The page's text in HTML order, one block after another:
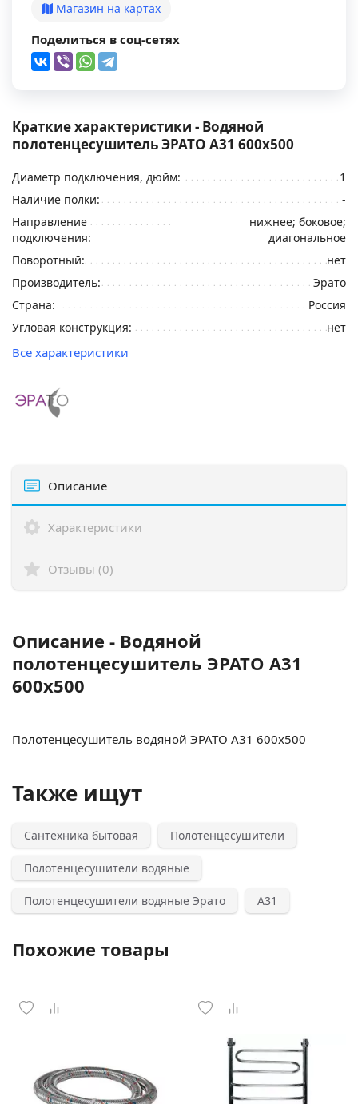
Магазин на картах
Поделиться в соц-сетях
Краткие характеристики - Водяной
полотенцесушитель ЭРАТО А31 600x500
Диаметр подключения, дюйм:
1
Наличие полки:
-
Направление
подключения:
нижнее; боковое;
диагональное
Поворотный:
нет
Производитель:
Эрато
Страна:
Россия
Угловая конструкция:
нет
Все характеристики
Описание
Характеристики
Отзывы (0)
Описание - Водяной
полотенцесушитель ЭРАТО А31
600x500
Полотенцесушитель водяной ЭРАТО А31 600x500
Также ищут
Сантехника бытовая Полотенцесушители
Полотенцесушители водяные
Полотенцесушители водяные Эрато А31
Похожие товары